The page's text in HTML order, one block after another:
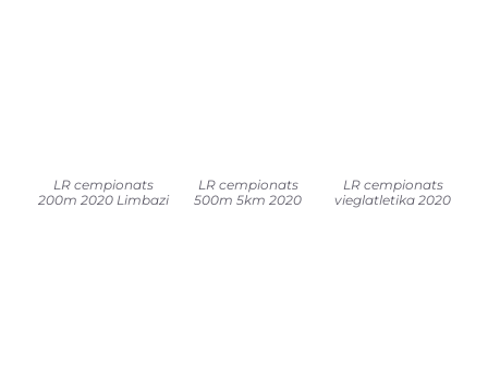
LR cempionats
200m 2020 Limbazi
LR cempionats
500m 5km 2020
LR cempionats
vieglatletika 2020